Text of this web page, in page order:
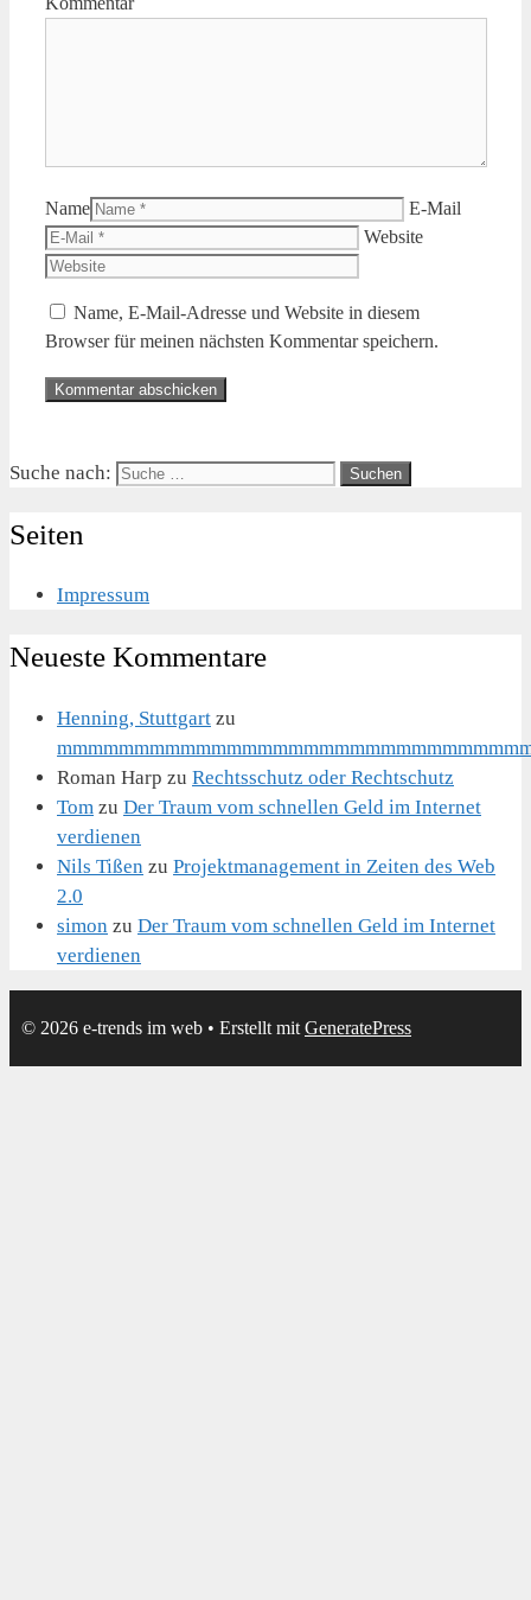
Name
E-Mail
Website
Name, E-Mail-Adresse und Website in diesem
Browser für meinen nächsten Kommentar speichern.
Suche nach:
Seiten
Impressum
Neueste Kommentare
Henning, Stuttgart zu
Roman Harp zu Rechtsschutz oder Rechtschutz
Tom zu Der Traum vom schnellen Geld im Internet
verdienen
Nils Tißen zu Projektmanagement in Zeiten des Web
2.0
simon zu Der Traum vom schnellen Geld im Internet
verdienen
© 2026 e-trends im web • Erstellt mit GeneratePress